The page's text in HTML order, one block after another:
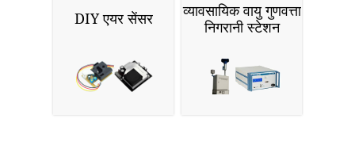
DIY एयर सेंसर
व्यावसायिक वायु गुणवत्ता
निगरानी स्टेशन